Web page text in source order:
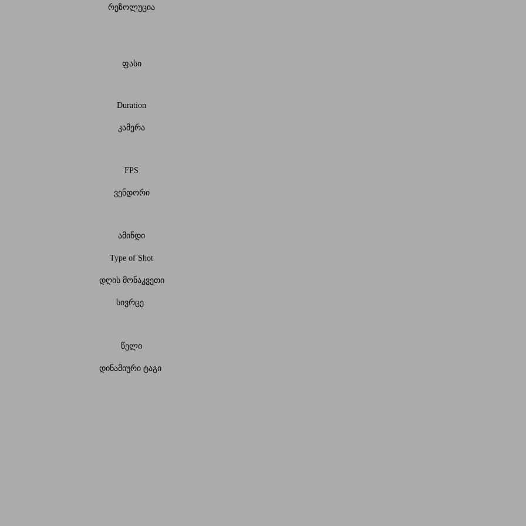
რეზოლუცია
ფასი
Duration
კამერა
FPS
ვენდორი
ამინდი
Type of Shot
დღის მონაკვეთი
სივრცე
წელი
დინამიური ტაგი